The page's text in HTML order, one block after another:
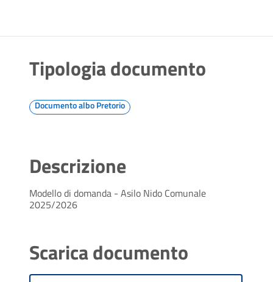
Tipologia documento
Documento albo Pretorio
Descrizione
Modello di domanda - Asilo Nido Comunale
2025/2026
Scarica documento